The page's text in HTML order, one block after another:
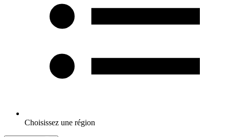
Choisissez une région